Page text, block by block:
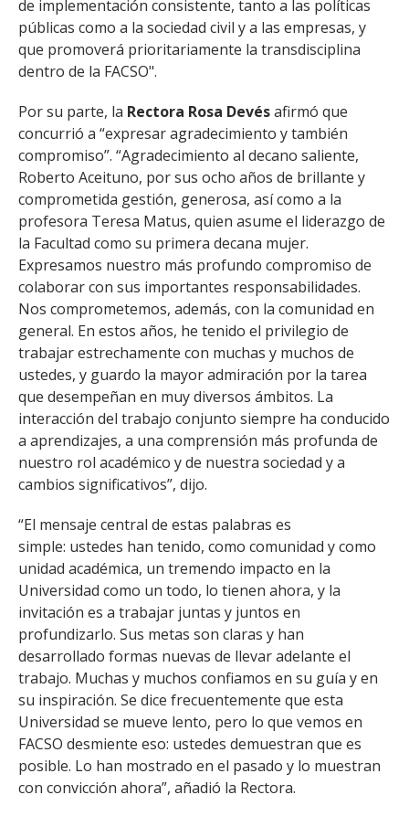
de implementación consistente, tanto a las políticas
públicas como a la sociedad civil y a las empresas, y
que promoverá prioritariamente la transdisciplina
dentro de la FACSO".
Por su parte, la Rectora Rosa Devésafirmó que
concurrió a “expresar agradecimiento y también
compromiso”. “Agradecimiento al decano saliente,
Roberto Aceituno, por sus ocho años de brillante y
comprometida gestión, generosa, así como a la
profesora Teresa Matus, quien asume el liderazgo de
la Facultad como su primera decana mujer.
Expresamos nuestro más profundo compromiso de
colaborar con sus importantes responsabilidades.
Nos comprometemos, además, con la comunidad en
general. En estos años, he tenido el privilegio de
trabajar estrechamente con muchas y muchos de
ustedes, y guardo la mayor admiración por la tarea
que desempeñan en muy diversos ámbitos. La
interacción del trabajo conjunto siempre ha conducido
a aprendizajes, a una comprensión más profunda de
nuestro rol académico y de nuestra sociedad y a
cambios significativos”, dijo.
“El mensaje central de estas palabras es
simple: ustedes han tenido, como comunidad y como
unidad académica, un tremendo impacto en la
Universidad como un todo, lo tienen ahora, y la
invitación es a trabajar juntas y juntos en
profundizarlo. Sus metas son claras y han
desarrollado formas nuevas de llevar adelante el
trabajo. Muchas y muchos confiamos en su guía y en
su inspiración. Se dice frecuentemente que esta
Universidad se mueve lento, pero lo que vemos en
FACSO desmiente eso: ustedes demuestran que es
posible. Lo han mostrado en el pasado y lo muestran
con convicción ahora”, añadió la Rectora.